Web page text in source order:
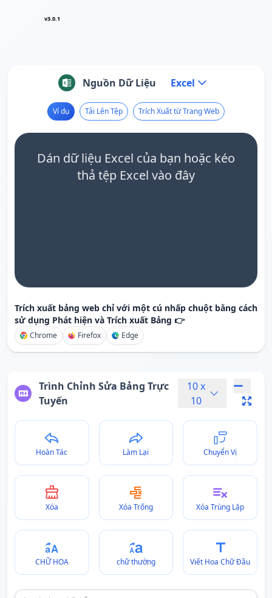
v3.0.1
Nguồn Dữ Liệu Excel
Ví dụ Tải Lên Tệp Trích Xuất từ Trang Web
Dán dữ liệu Excel của bạn hoặc kéo
thả tệp Excel vào đây
Trích xuất bảng web chỉ với một cú nhấp chuột bằng cách
sử dụng Phát hiện và Trích xuất Bảng 👉
Chrome Firefox Edge
Trình Chỉnh Sửa Bảng Trực
Tuyến
10x
10
Hoàn Tác Làm Lại Chuyển Vị
Xóa Xóa Trống Xóa Trùng Lặp
CHỮ HOA chữ thường Viết Hoa Chữ Đầu